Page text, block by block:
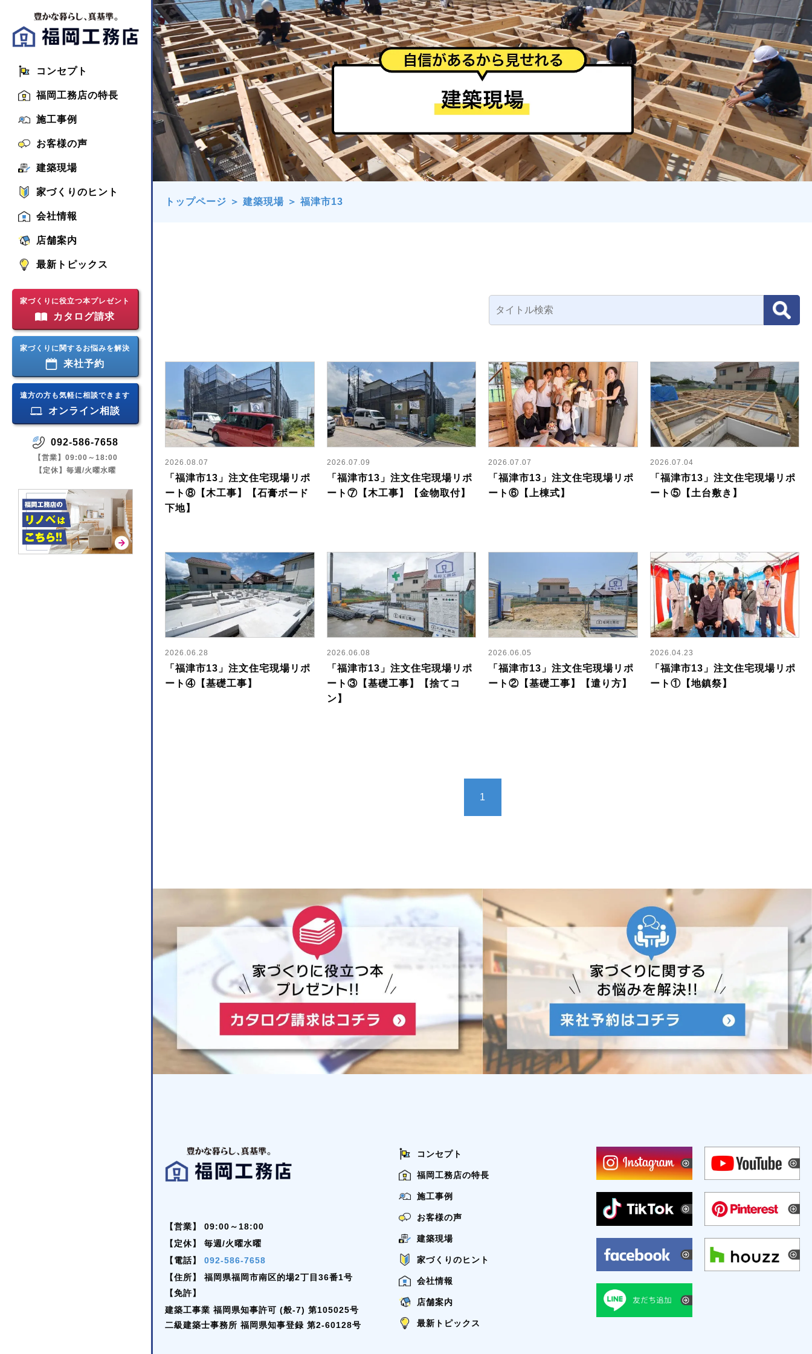
コンセプト
福岡工務店の特長
施工事例
お客様の声
建築現場
家づくりのヒント
会社情報
店舗案内
最新トピックス
家づくりに役立つ本プレゼント
カタログ請求
家づくりに関するお悩みを解決
来社予約
遠方の方も気軽に相談できます
オンライン相談
092-586-7658
【営業】09:00～18:00
【定休】毎週/火曜水曜
トップページ ＞ 建築現場 ＞ 福津市13
2026.08.07
「福津市13」注文住宅現場リポ
ート⑧【木工事】【石膏ボード
下地】
2026.07.09
「福津市13」注文住宅現場リポ
ート⑦【木工事】【金物取付】
2026.07.07
「福津市13」注文住宅現場リポ
ート⑥【上棟式】
2026.07.04
「福津市13」注文住宅現場リポ
ート⑤【土台敷き】
2026.06.28
「福津市13」注文住宅現場リポ
ート④【基礎工事】
2026.06.08
「福津市13」注文住宅現場リポ
ート③【基礎工事】【捨てコ
ン】
2026.06.05
「福津市13」注文住宅現場リポ
ート②【基礎工事】【遣り方】
2026.04.23
「福津市13」注文住宅現場リポ
ート①【地鎮祭】
1
【営業】
09:00～18:00
【定休】
毎週/火曜水曜
【電話】
092-586-7658
【住所】
福岡県福岡市南区的場2丁目36番1号
【免許】
建築工事業 福岡県知事許可 (般-7) 第105025号
二級建築士事務所 福岡県知事登録 第2-60128号
コンセプト
福岡工務店の特長
施工事例
お客様の声
建築現場
家づくりのヒント
会社情報
店舗案内
最新トピックス